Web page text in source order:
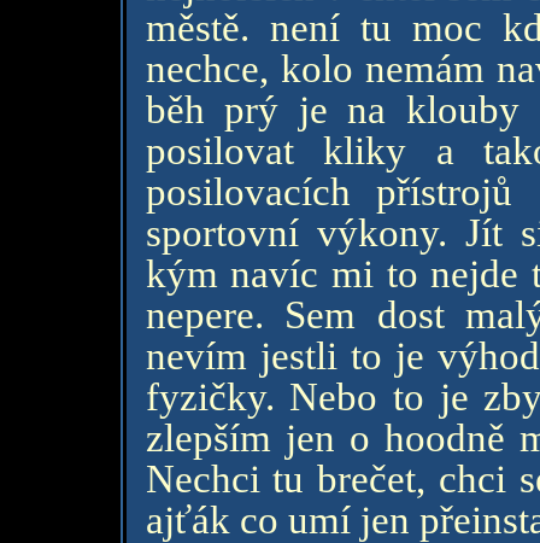
městě. není tu moc
nechce, kolo nemám
běh prý je na klouby
posilovat kliky a
posilovacích
sportovní výkony. Jít
kým navíc mi to nejde
nepere. Sem dost
nevím jestli to je
fyzičky. Nebo to je
zlepším jen o hoodně
Nechci tu brečet, chci
ajťák co umí jen